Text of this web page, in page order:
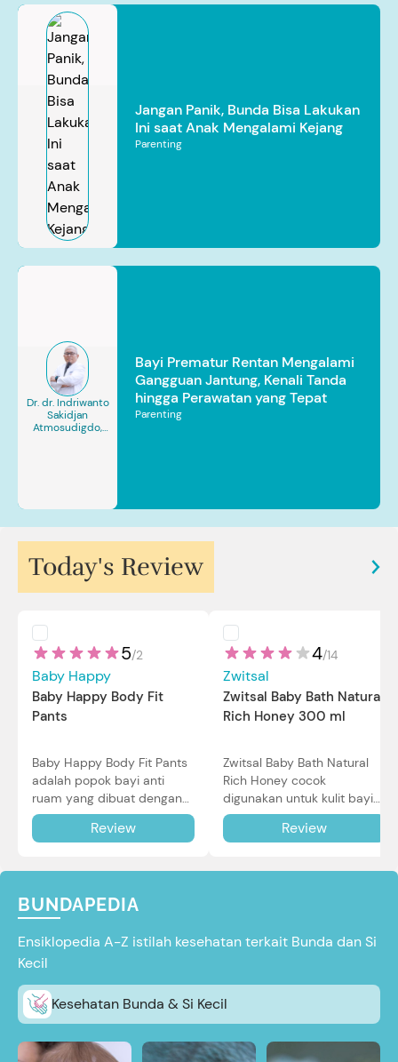
Jangan Panik, Bunda Bisa Lakukan
Ini saat Anak Mengalami Kejang
Parenting
Dr. dr. Indriwanto
Sakidjan
Atmosudigdo,
Bayi Prematur Rentan Mengalami
Gangguan Jantung, Kenali Tanda
hingga Perawatan yang Tepat
Parenting
Today's Review
5/2
Baby Happy
Baby Happy Body Fit
Pants
Baby Happy Body Fit Pants
adalah popok bayi anti
ruam yang dibuat dengan
teknologi Air Through
Technology.Review
4/14
Zwitsal
Zwitsal Baby Bath Natural
Rich Honey 300 ml
Zwitsal Baby Bath Natural
Rich Honey cocok
digunakan untuk kulit bayi
baru lahir bahkan kulit
sensitif sekalipun. Simak
Review
BUNDAPEDIA
Ensiklopedia A-Z istilah kesehatan terkait Bunda dan Si
Kecil
Kesehatan Bunda & Si Kecil